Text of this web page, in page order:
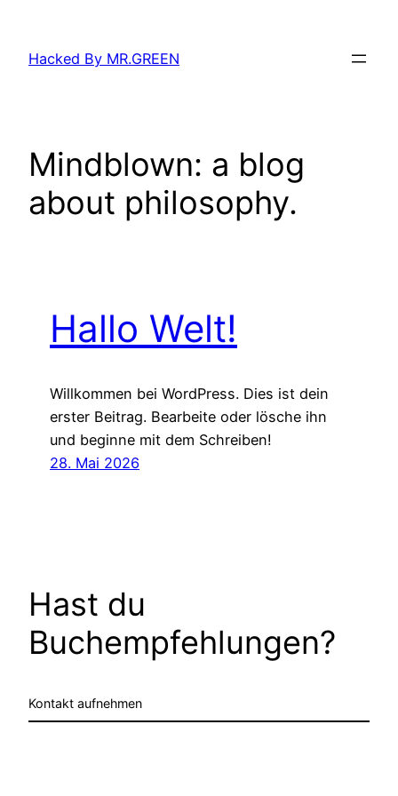
springen
Hacked By MR.GREEN
Mindblown: a blog
about philosophy.
Hallo Welt!
Willkommen bei WordPress. Dies ist dein
erster Beitrag. Bearbeite oder lösche ihn
und beginne mit dem Schreiben!
28. Mai 2026
Hast du
Buchempfehlungen?
Kontakt aufnehmen